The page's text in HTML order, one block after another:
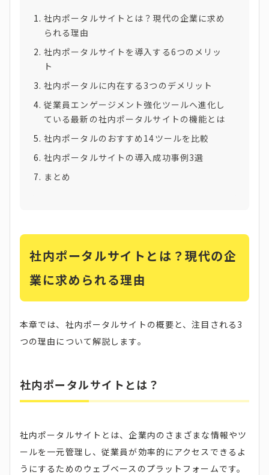
社内ポータルサイトとは？現代の企業に求め
られる理由
社内ポータルサイトを導入する6つのメリッ
ト
社内ポータルに内在する3つのデメリット
従業員エンゲージメント強化ツールへ進化し
ている最新の社内ポータルサイトの機能とは
社内ポータルのおすすめ14ツールを比較
社内ポータルサイトの導入成功事例3選
まとめ
社内ポータルサイトとは？現代の企
業に求められる理由
本章では、社内ポータルサイトの概要と、注目される3
つの理由について解説します。
社内ポータルサイトとは？
社内ポータルサイトとは、企業内のさまざまな情報やツ
ールを一元管理し、従業員が効率的にアクセスできるよ
うにするためのウェブベースのプラットフォームです。